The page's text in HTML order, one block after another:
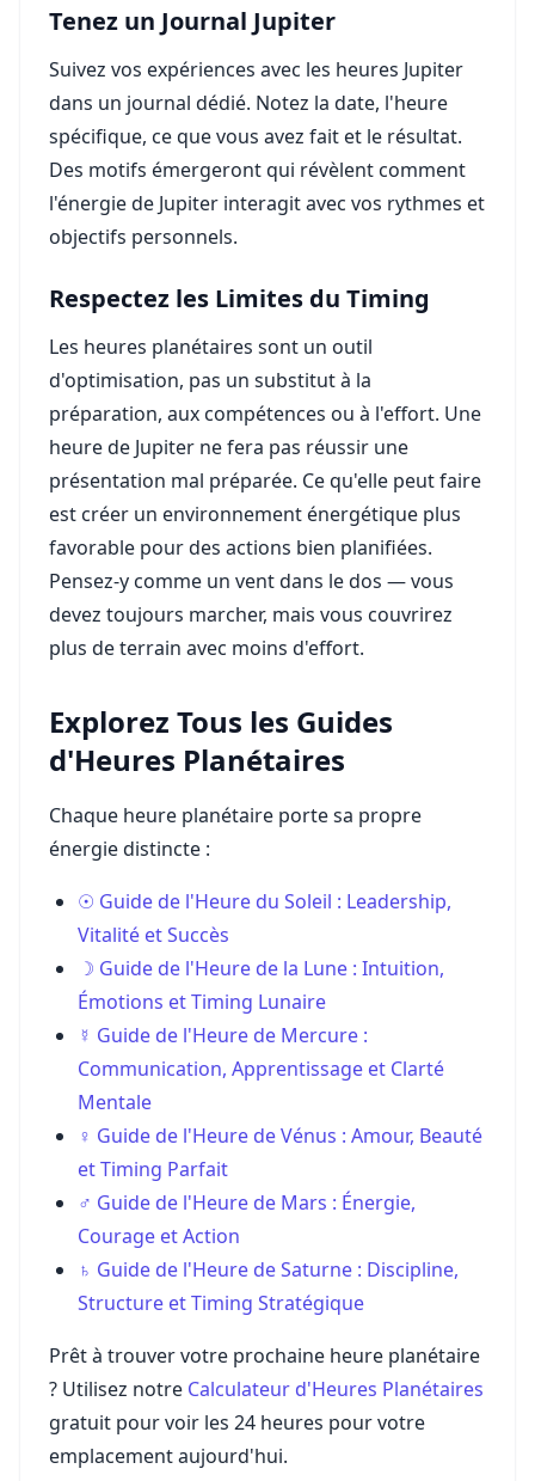
Tenez un Journal Jupiter
Suivez vos expériences avec les heures Jupiter
dans un journal dédié. Notez la date, l'heure
spécifique, ce que vous avez fait et le résultat.
Des motifs émergeront qui révèlent comment
l'énergie de Jupiter interagit avec vos rythmes et
objectifs personnels.
Respectez les Limites du Timing
Les heures planétaires sont un outil
d'optimisation, pas un substitut à la
préparation, aux compétences ou à l'effort. Une
heure de Jupiter ne fera pas réussir une
présentation mal préparée. Ce qu'elle peut faire
est créer un environnement énergétique plus
favorable pour des actions bien planifiées.
Pensez-y comme un vent dans le dos — vous
devez toujours marcher, mais vous couvrirez
plus de terrain avec moins d'effort.
Explorez Tous les Guides
d'Heures Planétaires
Chaque heure planétaire porte sa propre
énergie distincte :
☉ Guide de l'Heure du Soleil : Leadership,
Vitalité et Succès
☽ Guide de l'Heure de la Lune : Intuition,
Émotions et Timing Lunaire
☿ Guide de l'Heure de Mercure :
Communication, Apprentissage et Clarté
Mentale
♀ Guide de l'Heure de Vénus : Amour, Beauté
et Timing Parfait
♂ Guide de l'Heure de Mars : Énergie,
Courage et Action
♄ Guide de l'Heure de Saturne : Discipline,
Structure et Timing Stratégique
Prêt à trouver votre prochaine heure planétaire
? Utilisez notre Calculateur d'Heures Planétaires
gratuit pour voir les 24 heures pour votre
emplacement aujourd'hui.